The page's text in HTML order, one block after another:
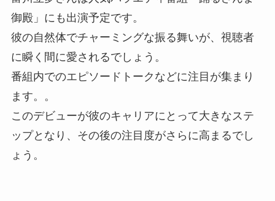
御殿」にも出演予定です。
彼の自然体でチャーミングな振る舞いが、視聴者
に瞬く間に愛されるでしょう。
番組内でのエピソードトークなどに注目が集まり
ます。。
このデビューが彼のキャリアにとって大きなステ
ップとなり、その後の注目度がさらに高まるでし
ょう。